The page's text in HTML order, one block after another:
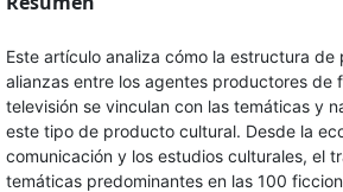
Este artículo analiza cómo la estructura de
alianzas entre los agentes productores de
televisión se vinculan con las temáticas y
este tipo de producto cultural. Desde la
comunicación y los estudios culturales, el
temáticas predominantes en las 100